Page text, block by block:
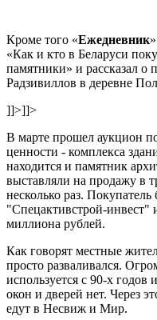
Кроме того «Ежедневник
«Как и кто в Беларуси
памятники» и рассказал о
Радзивиллов в деревне
]]>]]>
В марте прошел аукцион
ценности - комплекса
находится и памятник
выставляли на продажу в
несколько раз.
"Спецактивстрой-инвест"
миллиона рублей.
Как говорят местные
просто разваливался.
используется с 90-х годов
окон и дверей нет. Через
едут в Несвиж и Мир.